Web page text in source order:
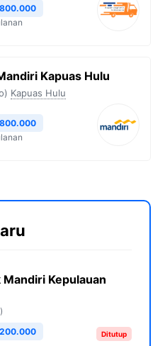
Kapuas Hulu
Kapuas Hulu
Kepulauan
Ditutup